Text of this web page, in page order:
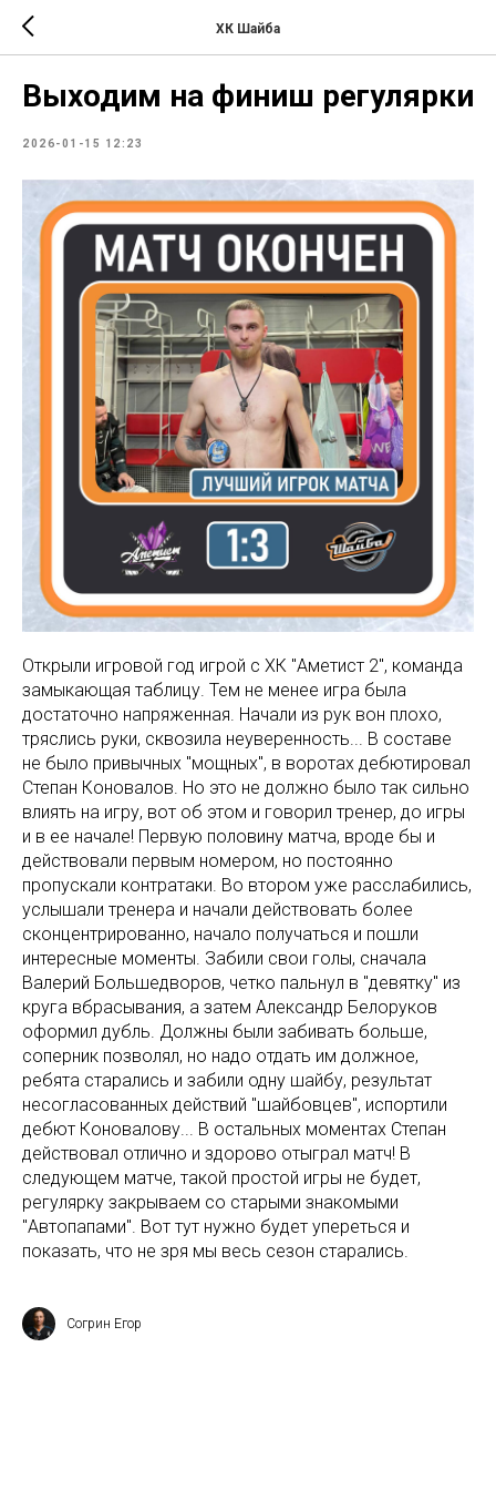
ХК Шайба
Выходим на финиш регулярки
2026-01-15 12:23
Открыли игровой год игрой с ХК "Аметист 2", команда
замыкающая таблицу. Тем не менее игра была
достаточно напряженная. Начали из рук вон плохо,
тряслись руки, сквозила неуверенность... В составе
не было привычных "мощных", в воротах дебютировал
Степан Коновалов. Но это не должно было так сильно
влиять на игру, вот об этом и говорил тренер, до игры
и в ее начале! Первую половину матча, вроде бы и
действовали первым номером, но постоянно
пропускали контратаки. Во втором уже расслабились,
услышали тренера и начали действовать более
сконцентрированно, начало получаться и пошли
интересные моменты. Забили свои голы, сначала
Валерий Большедворов, четко пальнул в "девятку" из
круга вбрасывания, а затем Александр Белоруков
оформил дубль. Должны были забивать больше,
соперник позволял, но надо отдать им должное,
ребята старались и забили одну шайбу, результат
несогласованных действий "шайбовцев", испортили
дебют Коновалову... В остальных моментах Степан
действовал отлично и здорово отыграл матч! В
следующем матче, такой простой игры не будет,
регулярку закрываем со старыми знакомыми
"Автопапами". Вот тут нужно будет упереться и
показать, что не зря мы весь сезон старались.
Согрин Егор